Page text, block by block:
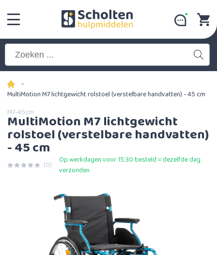
-
MultiMotion M7 lichtgewicht rolstoel (verstelbare handvatten) - 45 cm
M7-45cm
MultiMotion M7 lichtgewicht
rolstoel (verstelbare handvatten)
- 45 cm
(0)
Op werkdagen voor 15:30 besteld = dezelfde dag
verzonden